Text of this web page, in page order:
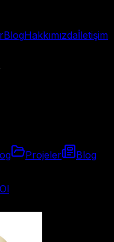
BlogHakkımızdaİletişim
Projeler
Blog